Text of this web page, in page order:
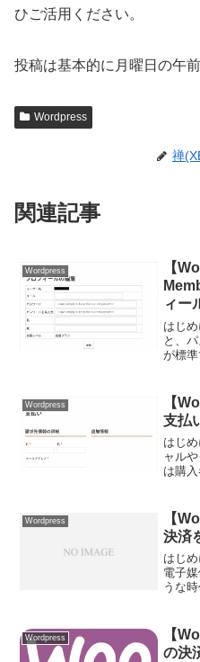
ひご活用ください。
投稿は基本的に月曜日の午前
Wordpress
禅
関連記事
Wordpress
【
ィー
はじ
と、
が標準
要に
Wordpress
【
支払
はじ
ャル
は購
で、
たい
Wordpress
【
決済
はじ
電子
うな
も増
ムの
Wordpress
【
の決